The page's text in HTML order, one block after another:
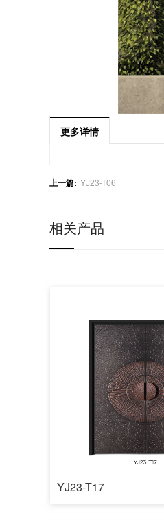
更多详情
上一篇: YJ23-T06
相关产品
YJ23-T17